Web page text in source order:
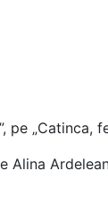
„Catinca,
Alina